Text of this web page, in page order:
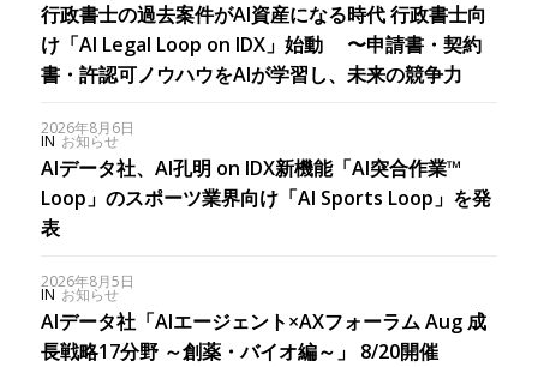
行政書士の過去案件がAI資産になる時代 行政書士向
け「AI Legal Loop on IDX」始動 〜申請書・契約
書・許認可ノウハウをAIが学習し、未来の競争力
2026年8月6日
IN お知らせ
AIデータ社、AI孔明 on IDX新機能「AI突合作業™︎
Loop」のスポーツ業界向け「AI Sports Loop」を発
表
2026年8月5日
IN お知らせ
AIデータ社「AIエージェント×AXフォーラム Aug 成
長戦略17分野 ～創薬・バイオ編～」 8/20開催